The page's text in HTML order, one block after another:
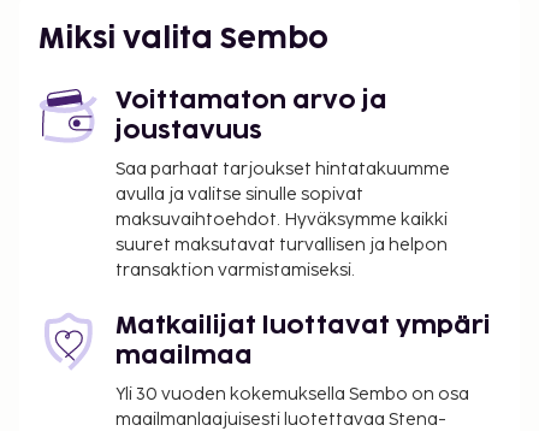
Palveluihin kuuluu ilmainen pysäköinti. Seuraavat
ulkouima-allas ja ilmainen langaton internetyhteys.
Majoituspaikka veloittaa seuraavat paikan päällä
suoritettavat maksut. Maksuihin saattaa sisältyä
sovellettavat verot:
Takuumaksu: 250 EUR per yöpyminen
ilmoittamat maksut.
Lemmikit: 10 EUR per lemmikki per yö
Avustajaeläimistä ei veloiteta lisämaksuja
Sisäänkirjautumisesta veloitetaan lisämaksu klo
Miksi valita Sembo
Voittamaton arvo ja
joustavuus
Saa parhaat tarjoukset hintatakuumme
avulla ja valitse sinulle sopivat
maksuvaihtoehdot. Hyväksymme kaikki
suuret maksutavat turvallisen ja helpon
transaktion varmistamiseksi.
Matkailijat luottavat ympäri
maailmaa
Yli 30 vuoden kokemuksella Sembo on osa
maailmanlaajuisesti luotettavaa Stena-